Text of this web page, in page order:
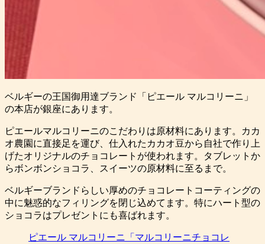
ベルギーの王国御用達ブランド「ピエール マルコリーニ」
の本店が銀座にあります。
ピエールマルコリーニのこだわりは原材料にあります。カカ
オ農園に直接足を運び、仕入れたカカオ豆から自社で作り上
げたオリジナルのチョコレートが使われます。タブレットか
らボンボンショコラ、スイーツの原材料に至るまで。
ベルギーブランドらしい厚めのチョコレートコーティングの
中に魅惑的なフィリングを閉じ込めてます。特にハート型の
ショコラはプレゼントにも喜ばれます。
ピエール マルコリーニ「マルコリーニチョコレ